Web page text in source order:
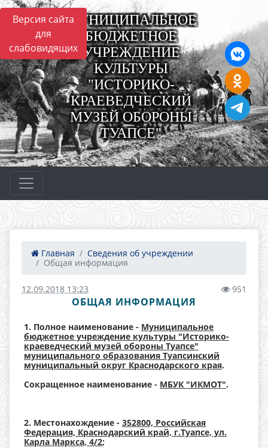
Версия сайта
для
слабовидящих
МУНИЦИПАЛЬНОЕ
БЮДЖЕТНОЕ
УЧРЕЖДЕНИЕ
КУЛЬТУРЫ
"ИСТОРИКО-
КРАЕВЕДЧЕСКИЙ
МУЗЕЙ ОБОРОНЫ
ТУАПСЕ"
Главная
Сведения об учреждении
Общая информация
12.09.2018 13:23 951
ОБЩАЯ ИНФОРМАЦИЯ
1. Полное наименование - Муниципальное
бюджетное учреждение культуры "Историко-
краеведческий музей обороны Туапсе"
муниципального образования Туапсинский
муниципальный округ Краснодарского края.
Сокращенное наименование - МБУК "ИКМОТ".
2. Местонахождение - 352800, Российская
Федерация, Краснодарский край, г.Туапсе, ул.
Карла Маркса, 4/2;